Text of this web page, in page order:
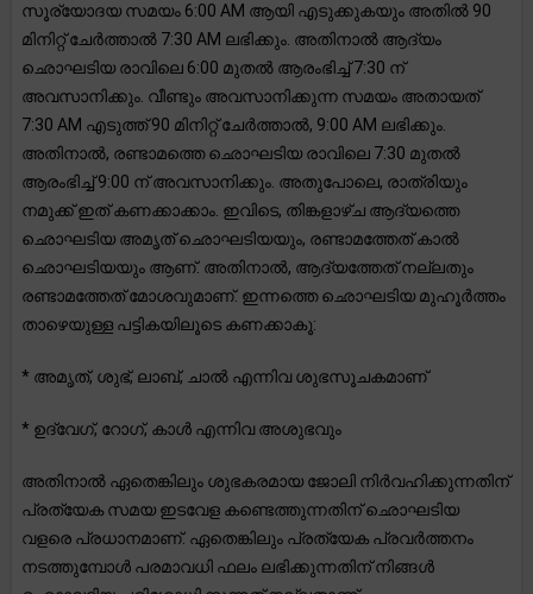
സൂര്യോദയ സമയം 6:00 AM ആയി എടുക്കുകയും അതിൽ 90
മിനിറ്റ് ചേർത്താൽ 7:30 AM ലഭിക്കും. അതിനാൽ ആദ്യം
ഛൊഘടിയ രാവിലെ 6:00 മുതൽ ആരംഭിച്ച് 7:30 ന്
അവസാനിക്കും. വീണ്ടും അവസാനിക്കുന്ന സമയം അതായത്
7:30 AM എടുത്ത് 90 മിനിറ്റ് ചേർത്താൽ, 9:00 AM ലഭിക്കും.
അതിനാൽ, രണ്ടാമത്തെ ഛൊഘടിയ രാവിലെ 7:30 മുതൽ
ആരംഭിച്ച് 9:00 ന് അവസാനിക്കും. അതുപോലെ, രാത്രിയും
നമുക്ക് ഇത് കണക്കാക്കാം. ഇവിടെ, തിങ്കളാഴ്ച ആദ്യത്തെ
ഛൊഘടിയ അമൃത് ഛൊഘടിയയും, രണ്ടാമത്തേത് കാൽ
ഛൊഘടിയയും ആണ്. അതിനാൽ, ആദ്യത്തേത് നല്ലതും
രണ്ടാമത്തേത് മോശവുമാണ്. ഇന്നത്തെ ഛൊഘടിയ മുഹൂർത്തം
താഴെയുള്ള പട്ടികയിലൂടെ കണക്കാകൂ:
* അമൃത്, ശുഭ്, ലാബ്, ചാൽ എന്നിവ ശുഭസൂചകമാണ്
* ഉദ്വേഗ്, റോഗ്, കാൾ എന്നിവ അശുഭവും
അതിനാൽ ഏതെങ്കിലും ശുഭകരമായ ജോലി നിർവഹിക്കുന്നതിന്
പ്രത്യേക സമയ ഇടവേള കണ്ടെത്തുന്നതിന് ഛൊഘടിയ
വളരെ പ്രധാനമാണ്. ഏതെങ്കിലും പ്രത്യേക പ്രവർത്തനം
നടത്തുമ്പോൾ പരമാവധി ഫലം ലഭിക്കുന്നതിന് നിങ്ങൾ